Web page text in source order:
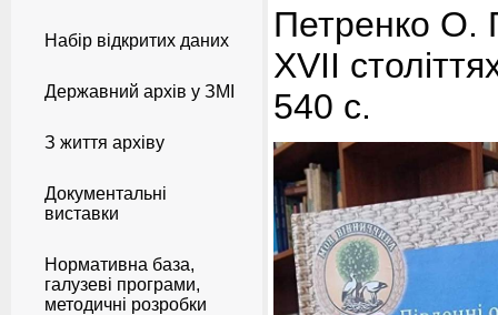
Набір відкритих даних
Державний архів у ЗМІ
З життя архіву
Документальні
виставки
Нормативна база,
галузеві програми,
методичні розробки
Петренко О.
ХVІІ
540 с.